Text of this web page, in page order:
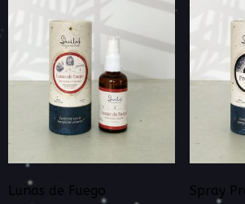
Lunas de Fuego Spray